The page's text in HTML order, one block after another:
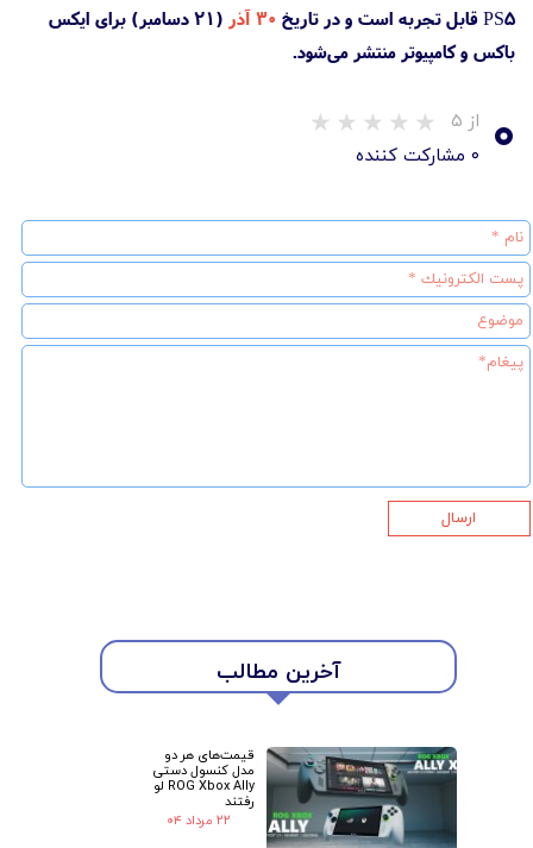
PS5 قابل تجربه است و در تاریخ
۳۰ آذر
(۲۱ دسامبر) برای ایکس
باکس و کامپیوتر منتشر می‌شود.
۰ از ۵
۰ مشارکت کننده
آخرین مطالب
قیمت‌های هر دو
مدل کنسول دستی
ROG Xbox Ally لو
رفتند
۲۲ مرداد ۰۴
ارسال